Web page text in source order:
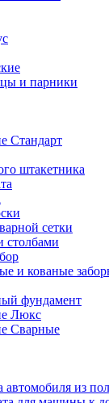
и парники
Стандарт
штакетника
сетки
столбами
и кованые
фундамент
Люкс
Сварные
из